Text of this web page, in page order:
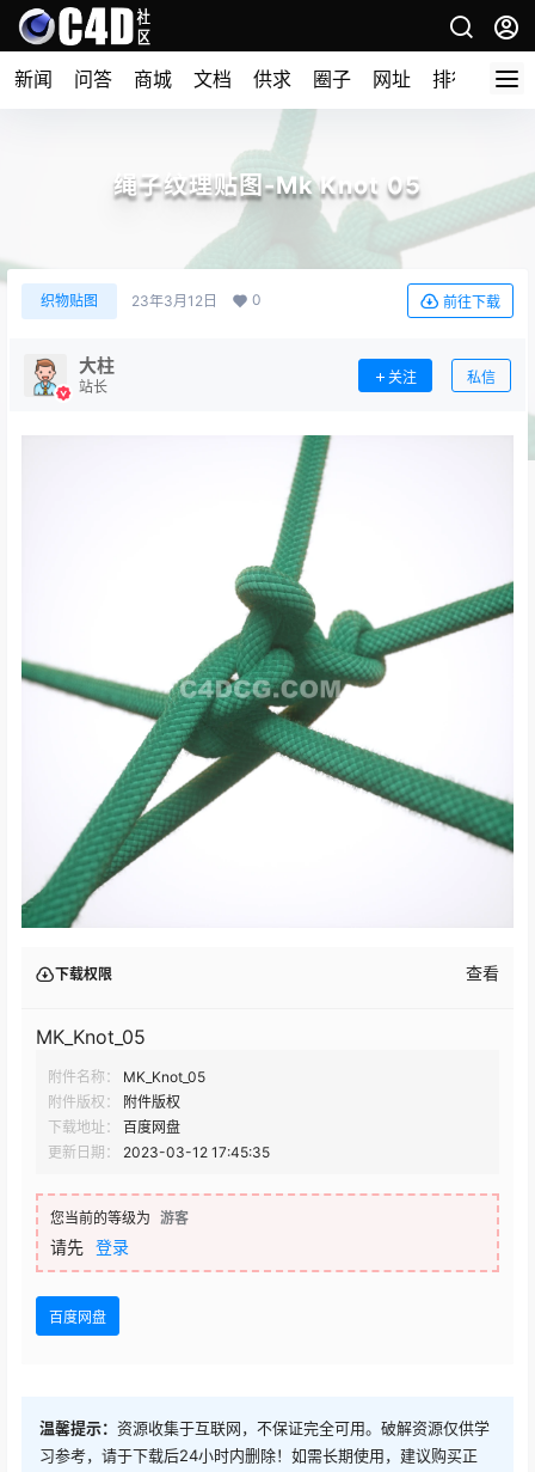
新闻 问答 商城 文档 供求 圈子 网址 排行榜
绳子纹理贴图-Mk Knot 05
织物贴图 23年3月12日 0 前往下载
大柱
站长
关注 私信
下载权限 查看
MK_Knot_05
附件名称：
MK_Knot_05
附件版权：
附件版权
下载地址：
百度网盘
更新日期：
2023-03-12 17:45:35
您当前的等级为 游客
请先 登录
百度网盘
温馨提示： 资源收集于互联网，不保证完全可用。破解资源仅供学
习参考，请于下载后24小时内删除！如需长期使用，建议购买正